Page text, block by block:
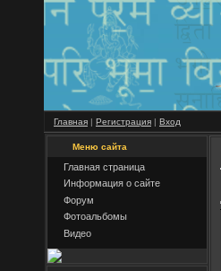
Главная | Регистрация | Вход
Меню сайта
Главная страница
Информация о сайте
Форум
Фотоальбомы
Видео